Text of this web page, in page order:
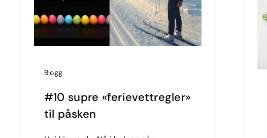
Blogg
#10 supre «ferievettregler»
til påsken